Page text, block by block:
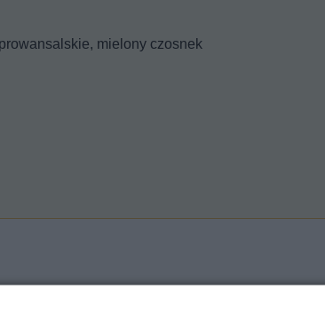
mielony czosnek
i ostudź. Ostudzony ryż przełóż do dużej miski.